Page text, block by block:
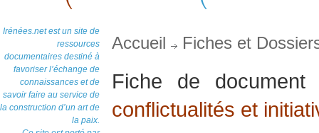
Irénées.net est un site de
ressources
documentaires destiné à
favoriser l’échange de
connaissances et de
savoir faire au service de
la construction d’un art de
la paix.
Accueil Fiches et
Fiche de
conflictualités et